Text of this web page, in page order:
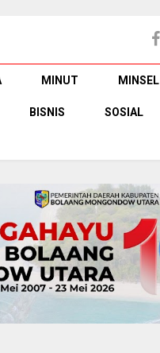
MINUT MINSEL
BISNIS SOSIAL